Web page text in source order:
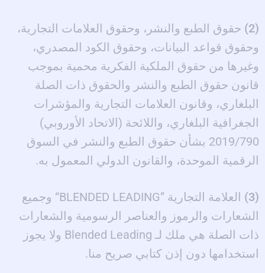
(2)
حقوق الطبع والنشر، وحقوق العلامات التجارية،
وحقوق قواعد البيانات، وحقوق الكود المصدري،
وغيرها من حقوق الملكية الفكرية محمية بموجب
قانون حقوق الطبع والنشر والحقوق ذات الصلة
البلغاري، وقانون العلامات التجارية والمؤشرات
الجغرافية البلغاري، واللائحة (الاتحاد الأوروبي)
2019/790 بشأن حقوق الطبع والنشر في السوق
الرقمية الموحدة، والقانون الدولي المعمول به.
(3)
العلامة التجارية ”BLENDED LEADING“ وجميع
الشعارات والرموز والعناصر الرسومية والشعارات
ذات الصلة هي ملك لـ Blended Leading ولا يجوز
استخدامها دون إذن كتابي صريح منا.